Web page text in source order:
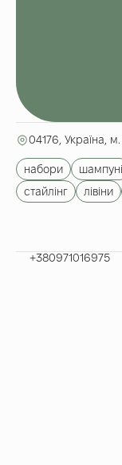
04176, Україна,
набори шампуні
стайлінг
лівіни
+380971016975​